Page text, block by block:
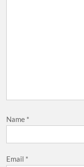
Name *
Email *